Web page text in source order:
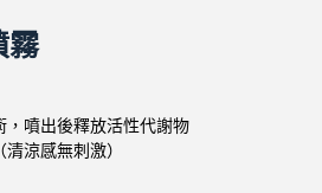
霧
噴出後釋放活性代謝物
涼感無刺激）